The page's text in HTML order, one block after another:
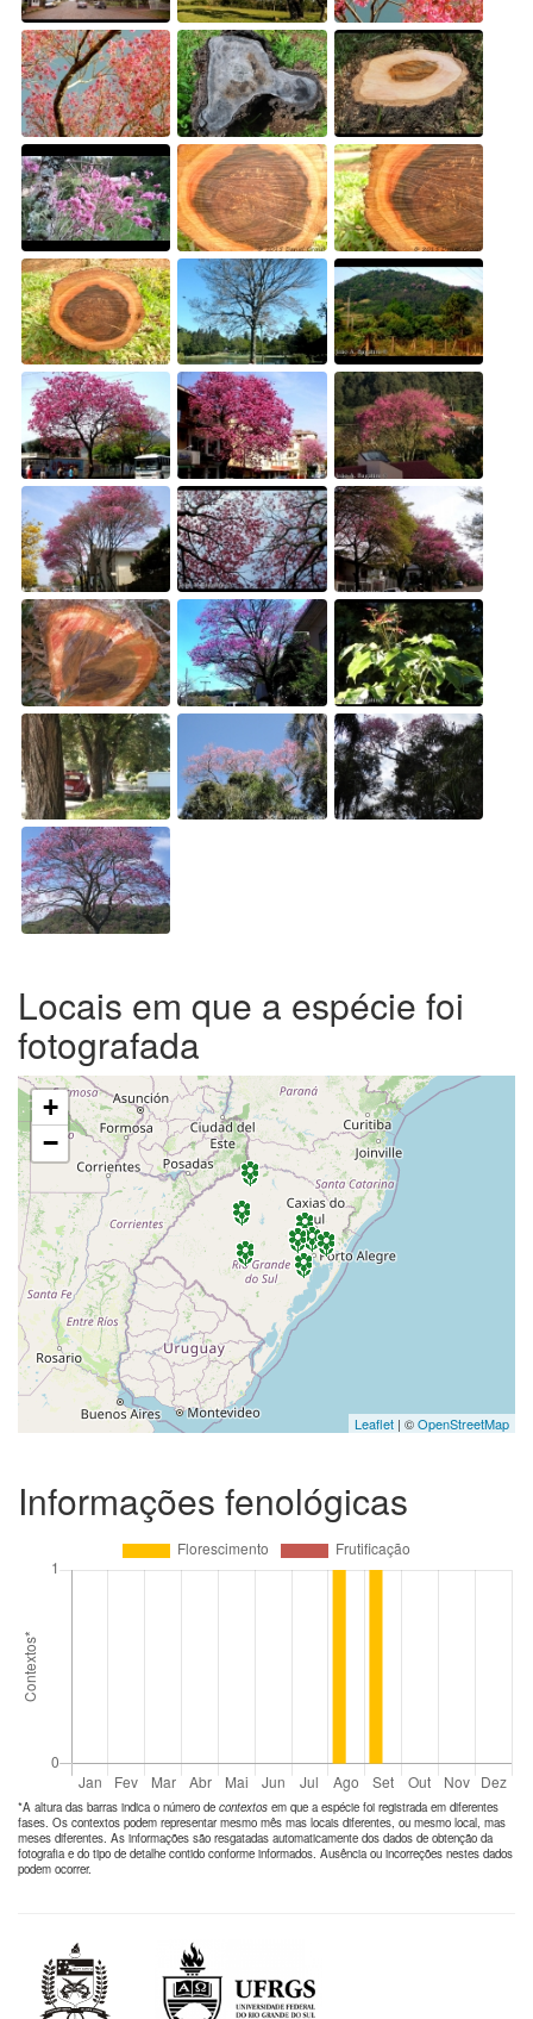
Locais em que a espécie foi
fotografada
+
−
Leaflet | ©OpenStreetMap
Informações fenológicas
*A altura das barras indica o número de contextos em que a espécie foi registrada em diferentes
fases. Os contextos podem representar mesmo mês mas locais diferentes, ou mesmo local, mas
meses diferentes. As informações são resgatadas automaticamente dos dados de obtenção da
fotografia e do tipo de detalhe contido conforme informados. Ausência ou incorreções nestes dados
podem ocorrer.